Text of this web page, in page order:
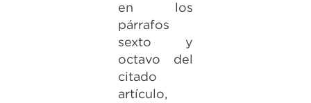
en los
párrafos
sexto y
octavo del
citado
artículo,